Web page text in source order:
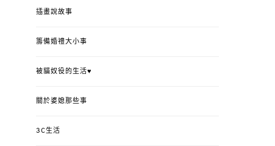
插畫說故事
籌備婚禮大小事
被貓奴役的生活♥
關於婆媳那些事
3C生活